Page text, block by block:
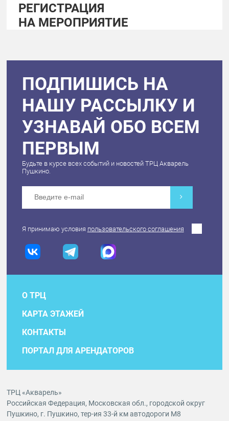
РЕГИСТРАЦИЯ
НА МЕРОПРИЯТИЕ
ПОДПИШИСЬ НА
НАШУ РАССЫЛКУ И
УЗНАВАЙ ОБО ВСЕМ
ПЕРВЫМ
Будьте в курсе всех событий и новостей ТРЦ Акварель
Пушкино.
Я принимаю условия пользовательского соглашения
О ТРЦ
КАРТА ЭТАЖЕЙ
КОНТАКТЫ
ПОРТАЛ ДЛЯ АРЕНДАТОРОВ
ТРЦ «Акварель»
Российская Федерация, Московская обл., городской округ
Пушкино, г. Пушкино, тер-ия 33-й км автодороги М8